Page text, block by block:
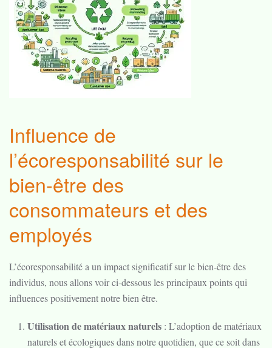
Influence de
l’écoresponsabilité sur le
bien-être des
consommateurs et des
employés
L’écoresponsabilité a un impact significatif sur le bien-être des
individus, nous allons voir ci-dessous les principaux points qui
influences positivement notre bien être.
Utilisation de matériaux naturels : L’adoption de matériaux
naturels et écologiques dans notre quotidien, que ce soit dans